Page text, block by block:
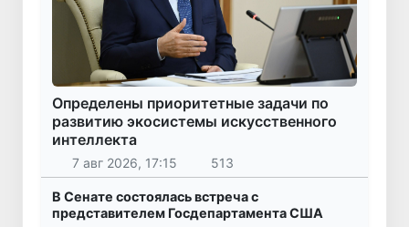
Определены приоритетные задачи по
развитию экосистемы искусственного
интеллекта
7 авг 2026, 17:15 513
В Сенате состоялась встреча с
представителем Госдепартамента США